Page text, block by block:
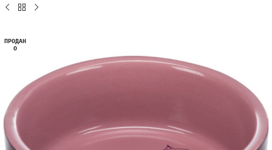
ПРОДАН
О